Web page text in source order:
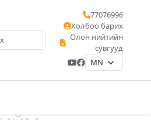
77076996
Холбоо барих
Олон нийтийн
сувгууд